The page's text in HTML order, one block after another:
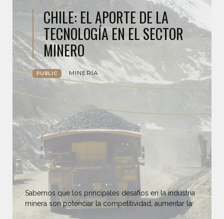
CHILE: EL APORTE DE LA
TECNOLOGÍA EN EL SECTOR
MINERO
PUBLIC MINERÍA
Sabemos que los principales desafíos en la industria
minera son potenciar la competitividad, aumentar la